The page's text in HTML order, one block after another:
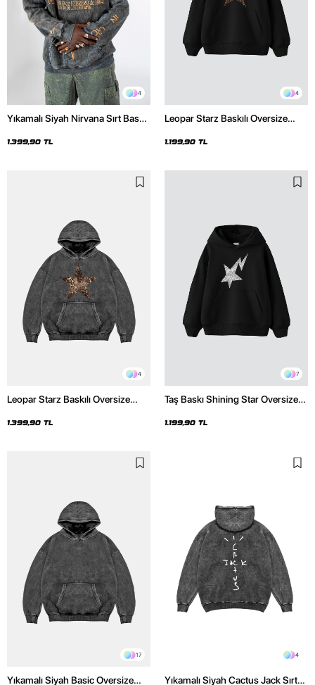
4
Yıkamalı Siyah Nirvana Sırt Baskılı
1.399,90 TL
4
Leopar Starz Baskılı Oversize
1.199,90 TL
4
Leopar Starz Baskılı Oversize
Hoodie
1.399,90 TL
7
Taş Baskı Shining Star Oversize
1.199,90 TL
17
Yıkamalı Siyah Basic Oversize
4
Yıkamalı Siyah Cactus Jack Sırt